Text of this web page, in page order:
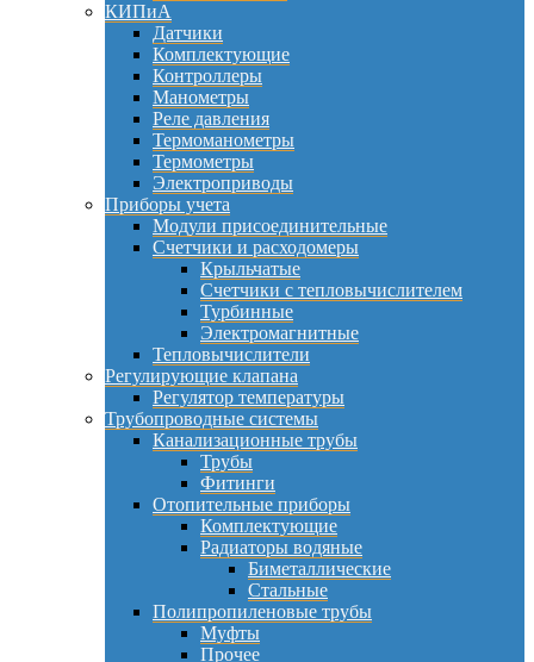
КИПиА
Датчики
Комплектующие
Контроллеры
Манометры
Реле давления
Термоманометры
Термометры
Электроприводы
Приборы учета
Модули присоединительные
Счетчики и расходомеры
Крыльчатые
Счетчики с тепловычислителем
Турбинные
Электромагнитные
Тепловычислители
Регулирующие клапана
Регулятор температуры
Трубопроводные системы
Канализационные трубы
Трубы
Фитинги
Отопительные приборы
Комплектующие
Радиаторы водяные
Биметаллические
Стальные
Полипропиленовые трубы
Муфты
Прочее